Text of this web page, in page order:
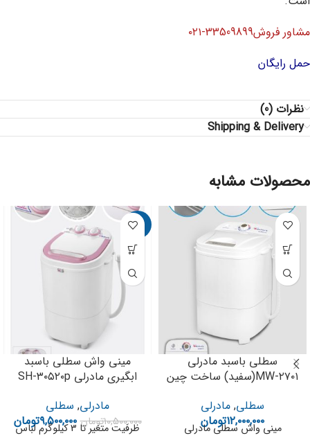
مشاور فروش33509899-۰۲۱
حمل رایگان
نظرات (0)
Shipping & Delivery
محصولات مشابه
سطلی باسبد مادرلی
MW-۲۷۰۱(سفید) ساخت چین
سطلی, مادرلی
۱۲,۰۰۰,۰۰۰تومان
مینی واش سطلی مادرلی
-10%
مینی واش سطلی باسبد
ابگیری مادرلی SH-۳۰۵۲۰p
مادرلی, سطلی
۱۰,۵۰۰,۰۰۰تومان ۹,۵۰۰,۰۰۰تومان
ظرفیت متغیر تا 3 کیلوگرم لباس